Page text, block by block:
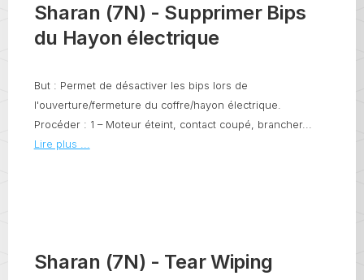
Sharan (7N) - Supprimer Bips
du Hayon électrique
But : Permet de désactiver les bips lors de
l'ouverture/fermeture du coffre/hayon électrique.
Procéder : 1 – Moteur éteint, contact coupé, brancher...
Lire plus ...
Sharan (7N) - Tear Wiping